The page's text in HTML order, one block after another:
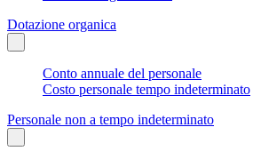
Dotazione organica
Conto annuale del personale
Costo personale tempo indeterminato
Personale non a tempo indeterminato